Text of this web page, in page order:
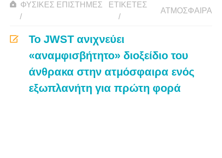
ΦΥΣΙΚΈΣ ΕΠΙΣΤΉΜΕΣ ΕΤΙΚΈΤΕΣ
ΑΤΜΌΣΦΑΙΡΑ
Το JWST ανιχνεύει
«αναμφισβήτητο» διοξείδιο του
άνθρακα στην ατμόσφαιρα ενός
εξωπλανήτη για πρώτη φορά